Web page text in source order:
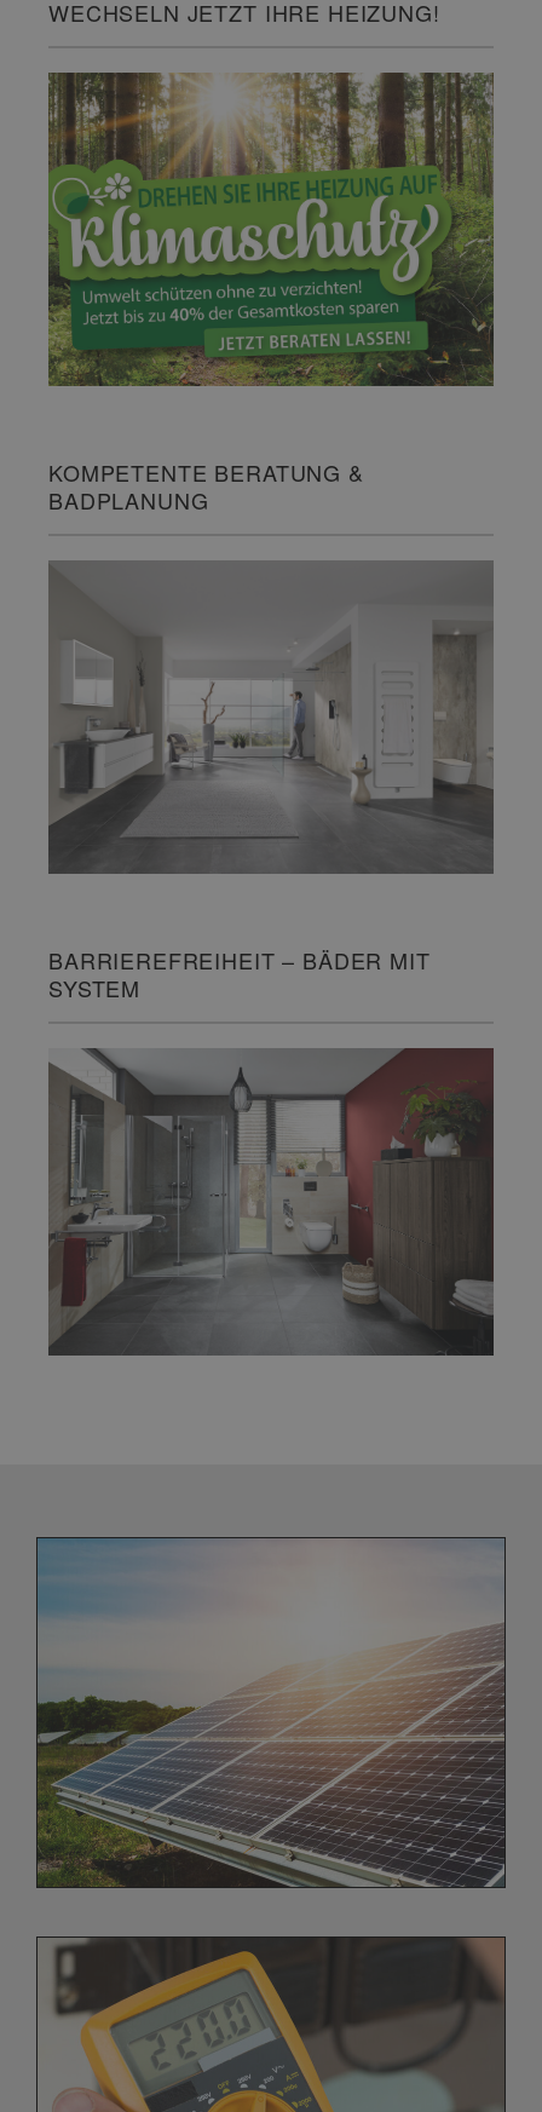
WECHSELN JETZT IHRE HEIZUNG!
KOMPETENTE BERATUNG &
BADPLANUNG
BARRIEREFREIHEIT – BÄDER MIT
SYSTEM